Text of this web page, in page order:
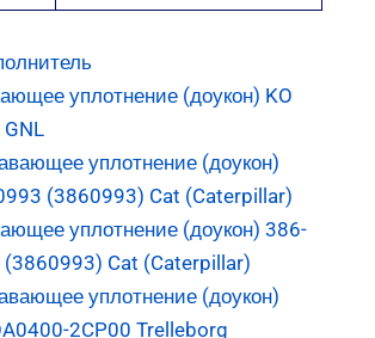
уплотнение (доукон) KO
уплотнение (доукон) 386-
(3860993) Cat (Caterpillar)